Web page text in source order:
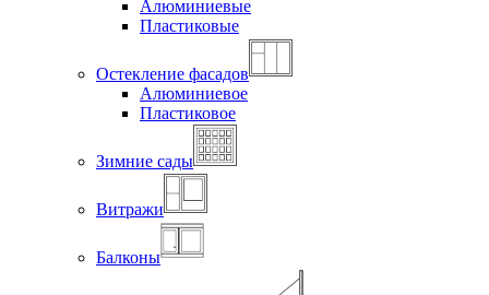
Алюминиевые
Пластиковые
Остекление фасадов
Алюминиевое
Пластиковое
Зимние сады
Витражи
Балконы